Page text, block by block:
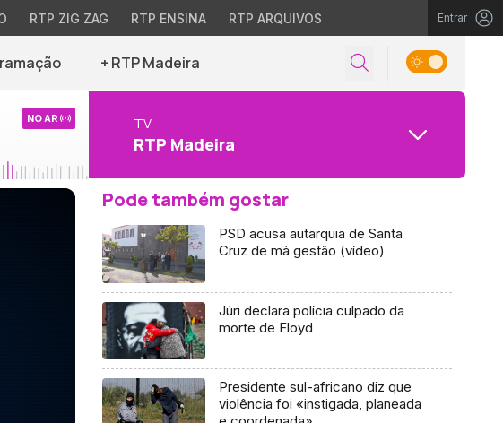
RTP ZIG ZAG RTP ENSINA RTP ARQUIVOS Entrar
+ RTP Madeira
NO AR TV
RTP Madeira
Pode também gostar
PSD acusa autarquia de Santa
Cruz de má gestão (vídeo)
Júri declara polícia culpado da
morte de Floyd
Presidente sul-africano diz que
violência foi «instigada, planeada